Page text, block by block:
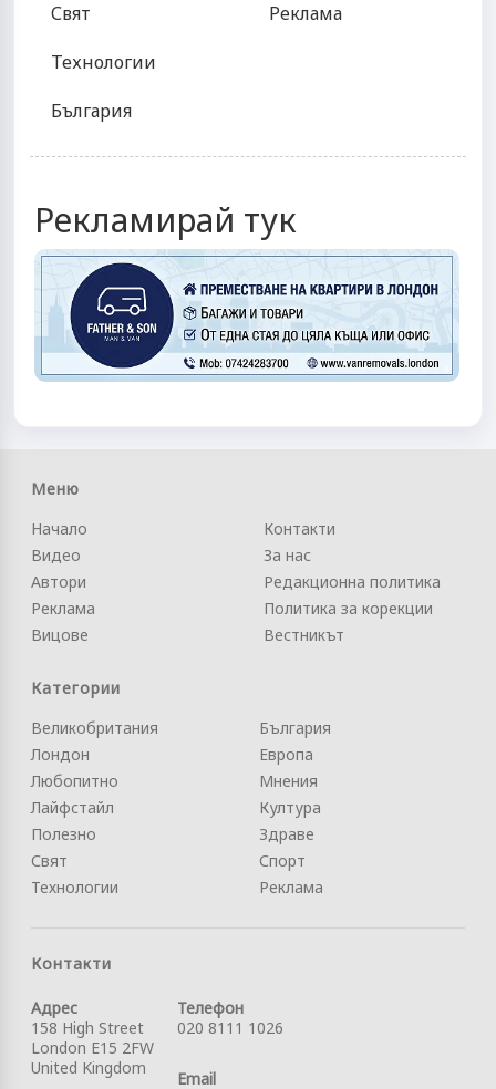
Свят
Технологии
България
Реклама
Рекламирай тук
Меню
Начало
Видео
Автори
Реклама
Вицове
Контакти
За нас
Редакционна политика
Политика за корекции
Вестникът
Категории
Великобритания
Лондон
Любопитно
Лайфстайл
Полезно
Свят
Технологии
България
Европа
Мнения
Култура
Здраве
Спорт
Реклама
Контакти
Адрес
158 High Street
London E15 2FW
United Kingdom
Телефон
020 8111 1026
Email